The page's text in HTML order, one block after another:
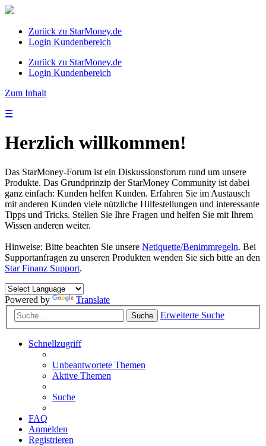
Zurück zu StarMoney.de
Login Kundenbereich
Zurück zu StarMoney.de
Login Kundenbereich
Zum Inhalt
☰
Herzlich willkommen!
Das StarMoney-Forum ist ein Diskussionsforum rund um unsere
Produkte. Das Grundprinzip der StarMoney Community ist dabei
ganz einfach: Kunden helfen Kunden. Erfahren Sie im Austausch
mit anderen Kunden viele nützliche Hilfestellungen und interessante
Tipps und Tricks. Stellen Sie Ihre Fragen und helfen Sie mit Ihrem
Wissen anderen weiter.
Hinweise: Bitte beachten Sie unsere Netiquette/Benimmregeln. Bei
Supportanfragen zu unseren Produkten wenden Sie sich bitte an den
Star Finanz Support.
Powered by Translate
Suche Erweiterte Suche
Schnellzugriff
Unbeantwortete Themen
Aktive Themen
Suche
FAQ
Anmelden
Registrieren